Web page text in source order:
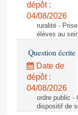
dépôt :
04/08/2026
ruralité -
élèves au
Question
Date de
dépôt :
04/08/2026
ordre public -
dispositif de